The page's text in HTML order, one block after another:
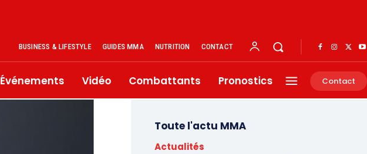
BUSINESS & LIFESTYLE GUIDES MMA NUTRITION CONTACT
Événements Vidéo Combattants Pronostics Contact
Toute l'actu MMA
Actualités